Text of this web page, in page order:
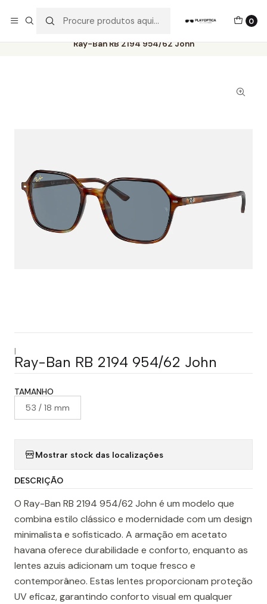
0
Ray-Ban RB 2194 954/62 John
|
Ray-Ban RB 2194 954/62 John
TAMANHO
53 / 18 mm
Mostrar stock das localizações
DESCRIÇÃO
O Ray-Ban RB 2194 954/62 John é um modelo que
combina estilo clássico e modernidade com um design
minimalista e sofisticado. A armação em acetato
havana oferece durabilidade e conforto, enquanto as
lentes azuis adicionam um toque fresco e
contemporâneo. Estas lentes proporcionam proteção
UV eficaz, garantindo conforto visual em qualquer